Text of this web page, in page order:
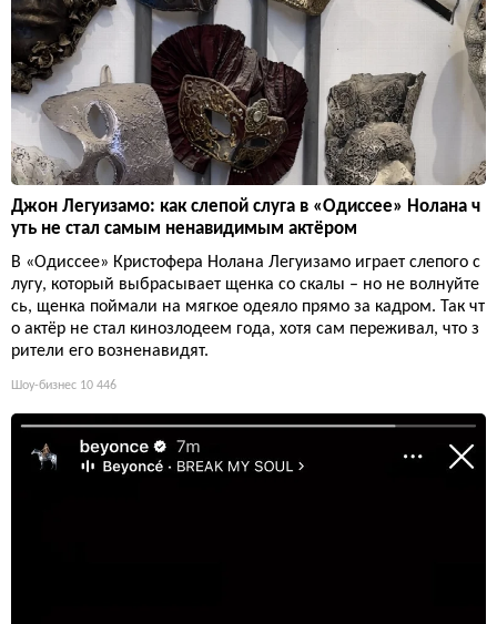
Джон Легуизамо: как слепой слуга в «Одиссее» Нолана ч
уть не стал самым ненавидимым актёром
В «Одиссее» Кристофера Нолана Легуизамо играет слепого с
лугу, который выбрасывает щенка со скалы – но не волнуйте
сь, щенка поймали на мягкое одеяло прямо за кадром. Так чт
о актёр не стал кинозлодеем года, хотя сам переживал, что з
рители его возненавидят.
Шоу-бизнес 10 446